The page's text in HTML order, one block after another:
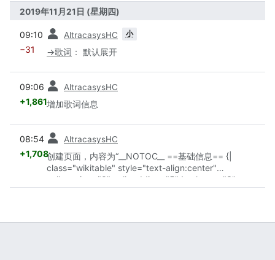
2019年11月21日 (星期四)
09:10 AltracasysHC 小
−31 →歌词 ：​ 默认展开
09:06 AltracasysHC
+1,861增加歌词信息
08:54 AltracasysHC
+1,708创建页面，内容为“__NOTOC__ ==基础信息== {|
class="wikitable" style="text-align:center"
cellspacing="0" cellpadding="5" ! colspan="3"
|Afterdark <gallery> 文件:afterdark_credit_…”